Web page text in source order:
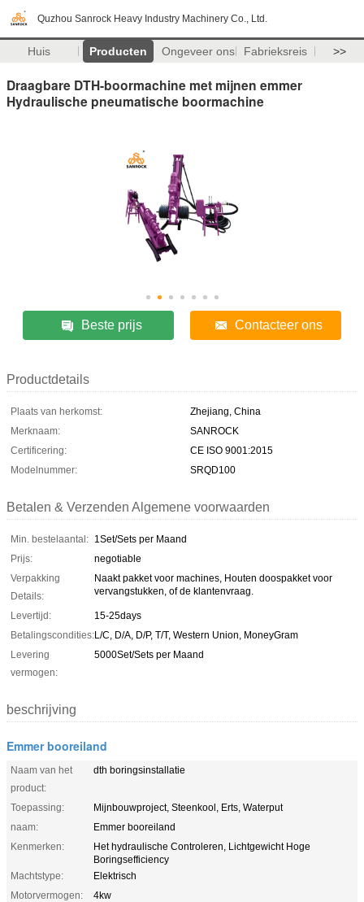
Quzhou Sanrock Heavy Industry Machinery Co., Ltd.
Huis Producten Ongeveer ons Fabrieksreis >>
Draagbare DTH-boormachine met mijnen emmer
Hydraulische pneumatische boormachine
Beste prijs Contacteer ons
Productdetails
Plaats van herkomst:
Zhejiang, China
Merknaam:
SANROCK
Certificering:
CE ISO 9001:2015
Modelnummer:
SRQD100
Betalen & Verzenden Algemene voorwaarden
Min. bestelaantal: 1Set/Sets per Maand
Prijs:
negotiable
Verpakking
Details:
Naakt pakket voor machines, Houten doospakket voor
vervangstukken, of de klantenvraag.
Levertijd:
15-25days
Betalingscondities:L/C, D/A, D/P, T/T, Western Union, MoneyGram
Levering
vermogen:
5000Set/Sets per Maand
beschrijving
Emmer booreiland
Naam van het
product:
dth boringsinstallatie
Toepassing:
Mijnbouwproject, Steenkool, Erts, Waterput
naam:
Emmer booreiland
Kenmerken:
Het hydraulische Controleren, Lichtgewicht Hoge
Boringsefficiency
Machtstype:
Elektrisch
Motorvermogen:
4kw